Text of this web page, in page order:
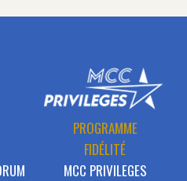
PROGRAMME
FIDÉLITÉ
MCC PRIVILEGES